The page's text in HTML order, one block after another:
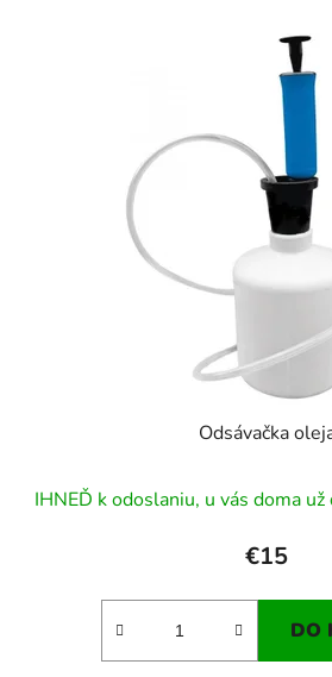
Odsávačka
IHNEĎ k odoslaniu, u vás doma
€15
DO